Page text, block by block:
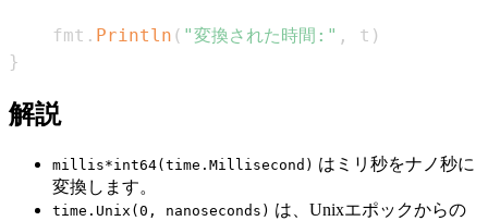
    fmt
. Println ( "変換された時間:" , t )
}
解説
millis*int64(time.Millisecond) はミリ秒をナノ秒に
変換します。
time.Unix(0, nanoseconds) は、Unixエポックからの